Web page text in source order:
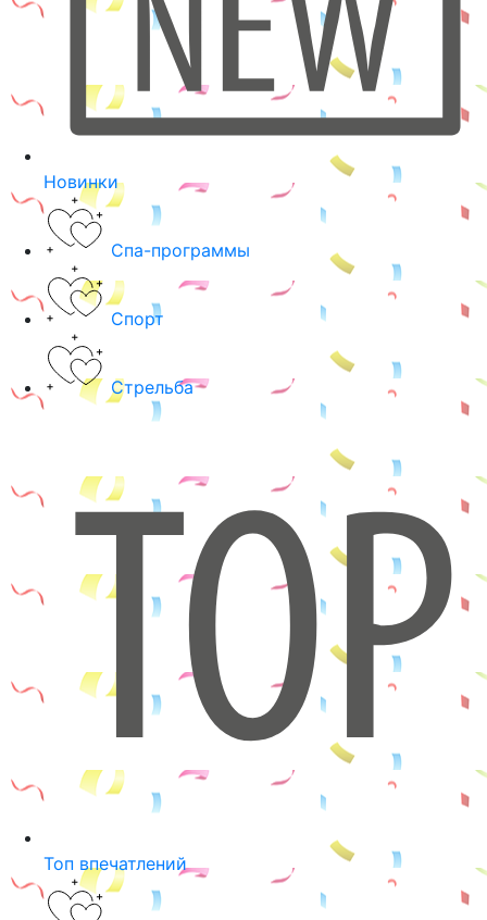
Новинки
Спа-программы
Спорт
Стрельба
Топ впечатлений